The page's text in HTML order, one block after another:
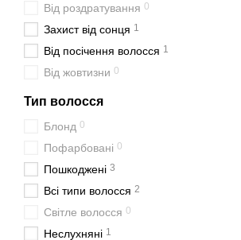
Від роздратування 0
Захист від сонця 1
Від посічення волосся 1
Від жовтизни 0
Тип волосся
Блонд 0
Пофарбовані 0
Пошкоджені 3
Всі типи волосся 2
Світле волосся 0
Неслухняні 1